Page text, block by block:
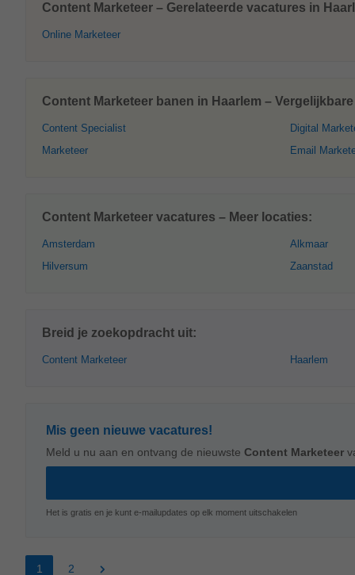
Content Marketeer – Gerelateerde vacatures in
Online Marketeer
Content Marketeer banen in Haarlem –
Content Specialist
Marketeer
Digital
Email
Content Marketeer vacatures – Meer locaties:
Amsterdam
Hilversum
Alkmaar
Zaanstad
Breid je zoekopdracht uit:
Content Marketeer Haarlem
Mis geen nieuwe vacatures!
Meld u nu aan en ontvang de nieuwste Content Marketeer
Het is gratis en je kunt e-mailupdates op elk moment uitschakelen
1 2